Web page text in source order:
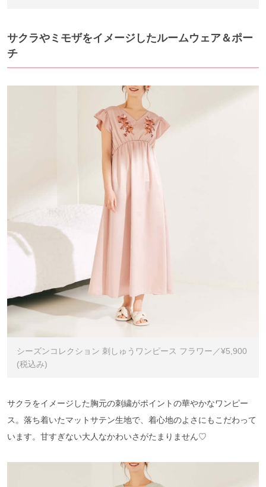
サクラやミモザをイメージしたルームウェア＆ポー
チ
シーズンコレクション 刺しゅうワンピース フラワー／¥5,900
(税込み)
サクラをイメージした胸元の刺繍がポイントの華やかなワンピー
ス。落ち着いたマットサテン生地で、着心地のよさにもこだわって
います。甘すぎない大人なかわいさがたまりません♡